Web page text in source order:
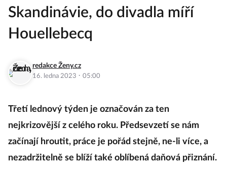
Skandinávie, do divadla míří
Houellebecq
redakce Ženy.cz
16. ledna 2023 · 05:00
Třetí lednový týden je označován za ten
nejkrizovější z celého roku. Předsevzetí se nám
začínají hroutit, práce je pořád stejně, ne-li více, a
nezadržitelně se blíží také oblíbená daňová přiznání.